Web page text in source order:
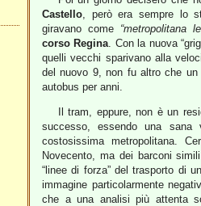
Castello, però era sempre lo
giravano come “metropolitana
corso Regina. Con la nuova
quelli vecchi sparivano alla
del nuovo 9, non fu altro che
autobus per anni.
Il tram, eppure, non è un
successo, essendo una
costosissima metropolitana.
Novecento, ma dei barconi
“linee di forza” del trasporto di
immagine particolarmente
che a una analisi più attenta